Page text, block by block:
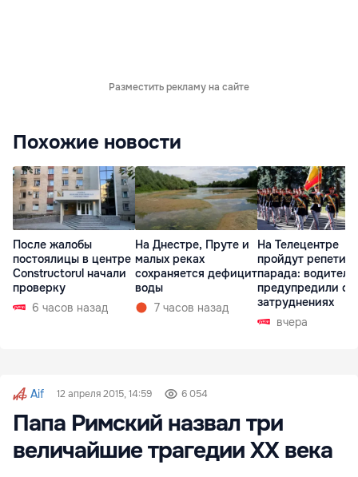
Разместить рекламу на сайте
Похожие новости
После жалобы
постоялицы в центре
Constructorul начали
проверку
6 часов назад
На Днестре, Пруте и
малых реках
сохраняется дефицит
воды
7 часов назад
На Телецентре
пройдут
парада:
предупредили о
затруднениях
вчера
Aif 12 апреля 2015, 14:59 6 054
Папа Римский назвал три
величайшие трагедии ХХ века